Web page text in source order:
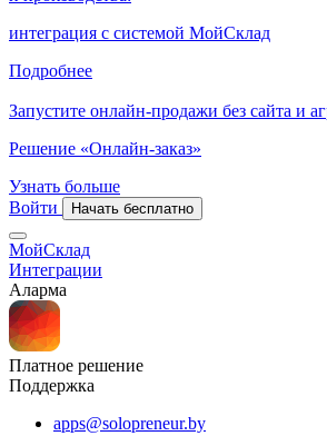
интеграция с системой МойСклад
Подробнее
Запустите онлайн-продажи без сайта и
Решение «Онлайн-заказ»
Узнать больше
Войти
Начать бесплатно
МойСклад
Интеграции
Аларма
Платное решение
Поддержка
apps@solopreneur.by